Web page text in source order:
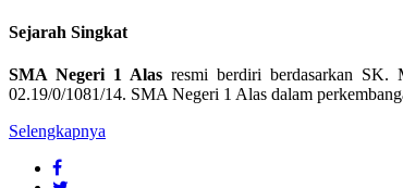
Sejarah Singkat
SMA Negeri 1 Alas resmi berdiri berdasarkan SK.
02.19/0/1081/14. SMA Negeri 1 Alas dalam
Selengkapnya